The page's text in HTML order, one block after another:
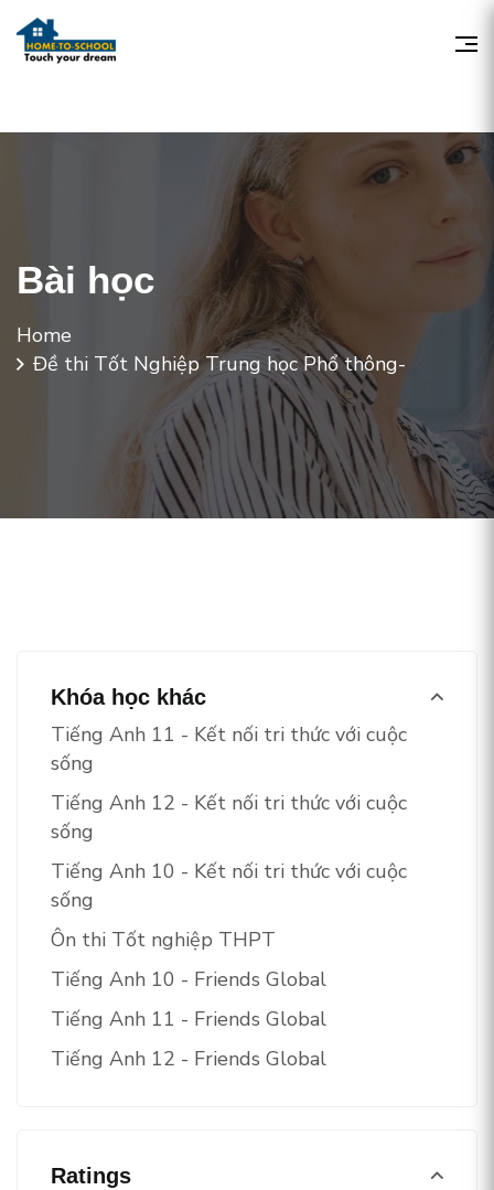
Bài học
Home
Đề thi Tốt Nghiệp Trung học Phổ thông-
Khóa học khác
Tiếng Anh 11 - Kết nối tri thức với cuộc
sống
Tiếng Anh 12 - Kết nối tri thức với cuộc
sống
Tiếng Anh 10 - Kết nối tri thức với cuộc
sống
Ôn thi Tốt nghiệp THPT
Tiếng Anh 10 - Friends Global
Tiếng Anh 11 - Friends Global
Tiếng Anh 12 - Friends Global
Ratings